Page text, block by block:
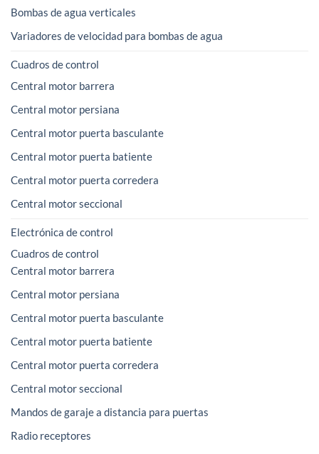
Bombas de agua verticales
Variadores de velocidad para bombas de agua
Cuadros de control
Central motor barrera
Central motor persiana
Central motor puerta basculante
Central motor puerta batiente
Central motor puerta corredera
Central motor seccional
Electrónica de control
Cuadros de control
Central motor barrera
Central motor persiana
Central motor puerta basculante
Central motor puerta batiente
Central motor puerta corredera
Central motor seccional
Mandos de garaje a distancia para puertas
Radio receptores